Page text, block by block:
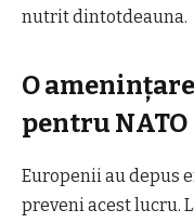
nutrit dintotdeauna.
O
pentru NATO
Europenii au depus
preveni acest lucru.